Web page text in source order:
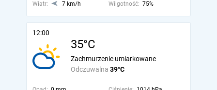
Wiatr:
7 km/h Wilgotność: 75%
12:00
35°C
Odczuwalna 39°C
Zachmurzenie umiarkowane